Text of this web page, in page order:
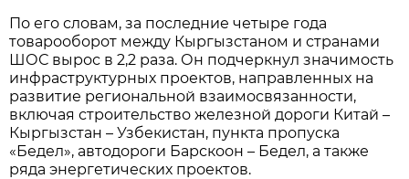
По его словам, за последние четыре года
товарооборот между Кыргызстаном и странами
ШОС вырос в 2,2 раза. Он подчеркнул значимость
инфраструктурных проектов, направленных на
развитие региональной взаимосвязанности,
включая строительство железной дороги Китай –
Кыргызстан – Узбекистан, пункта пропуска
«Бедел», автодороги Барскоон – Бедел, а также
ряда энергетических проектов.